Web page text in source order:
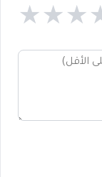
★ ★ ★